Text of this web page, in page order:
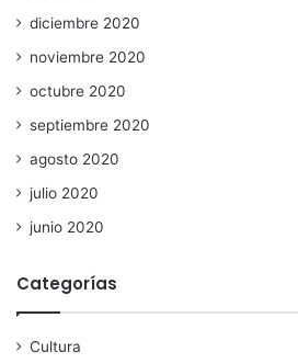
diciembre 2020
noviembre 2020
octubre 2020
septiembre 2020
agosto 2020
julio 2020
junio 2020
Categorías
Cultura